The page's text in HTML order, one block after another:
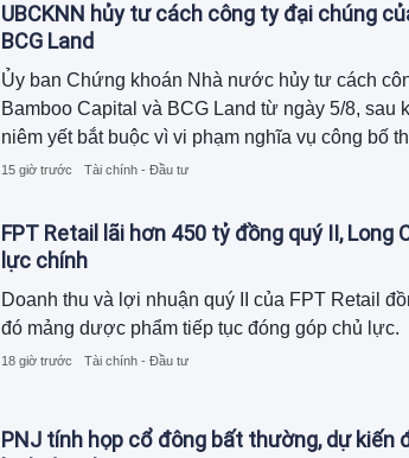
UBCKNN hủy tư cách công ty đại chúng
BCG Land
Ủy ban Chứng khoán Nhà nước hủy tư cách
Bamboo Capital và BCG Land từ ngày 5/8, sau
niêm yết bắt buộc vì vi phạm nghĩa vụ công bố
15 giờ trước Tài chính - Đầu tư
FPT Retail lãi hơn 450 tỷ đồng quý II, Long
lực chính
Doanh thu và lợi nhuận quý II của FPT Retail
đó mảng dược phẩm tiếp tục đóng góp chủ lực.
18 giờ trước Tài chính - Đầu tư
PNJ tính họp cổ đông bất thường, dự kiến